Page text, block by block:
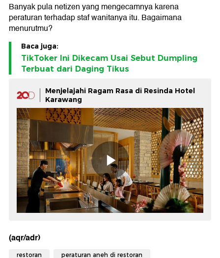
Banyak pula netizen yang mengecamnya karena
peraturan terhadap staf wanitanya itu. Bagaimana
menurutmu?
Baca juga:
TikToker Ini Dikecam Usai Sebut Dumpling
Terbuat dari Daging Tikus
Menjelajahi Ragam Rasa di Resinda Hotel
Karawang
(aqr/adr)
restoran peraturan aneh di restoran